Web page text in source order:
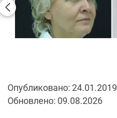
Опубликовано: 24.01.2019
Обновлено: 09.08.2026